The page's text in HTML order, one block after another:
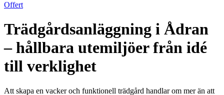
Offert
Trädgårdsanläggning i Ådran
– hållbara utemiljöer från idé
till verklighet
Att skapa en vacker och funktionell trädgård handlar om mer än att